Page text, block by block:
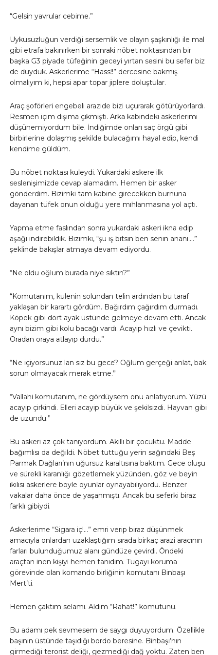
“Gelsin yavrular cebime.”
Uykusuzluğun verdiği sersemlik ve olayın şaşkınlığı ile mal
gibi etrafa bakınırken bir sonraki nöbet noktasından bir
başka G3 piyade tüfeğinin geceyi yırtan sesini bu sefer biz
de duyduk. Askerlerime “Hass!!” dercesine bakmış
olmalıyım ki, hepsi apar topar jiplere doluştular.
Araç şoförleri engebeli arazide bizi uçurarak götürüyorlardı.
Resmen içim dışıma çıkmıştı. Arka kabindeki askerlerimi
düşünemiyordum bile. İndiğimde onları saç örgü gibi
birbirlerine dolaşmış şekilde bulacağımı hayal edip, kendi
kendime güldüm.
Bu nöbet noktası kuleydi. Yukardaki askere ilk
seslenişimizde cevap alamadım. Hemen bir asker
gönderdim. Bizimki tam kabine girecekken burnuna
dayanan tüfek onun olduğu yere mıhlanmasına yol açtı.
Yapma etme faslından sonra yukardaki askeri ikna edip
aşağı indirebildik. Bizimki, “şu iş bitsin ben senin ananı….”
şeklinde bakışlar atmaya devam ediyordu.
“Ne oldu oğlum burada niye sıktın?”
“Komutanım, kulenin solundan telin ardından bu taraf
yaklaşan bir karartı gördüm. Bağırdım çağırdım durmadı.
Köpek gibi dört ayak üstünde gelmeye devam etti. Ancak
aynı bizim gibi kolu bacağı vardı. Acayip hızlı ve çevikti.
Oradan oraya atlayıp durdu.”
“Ne içiyorsunuz lan siz bu gece? Oğlum gerçeği anlat, bak
sorun olmayacak merak etme.”
“Vallahi komutanım, ne gördüysem onu anlatıyorum. Yüzü
acayip çirkindi. Elleri acayip büyük ve şekilsizdi. Hayvan gibi
de uzundu.”
Bu askeri az çok tanıyordum. Akıllı bir çocuktu. Madde
bağımlısı da değildi. Nöbet tuttuğu yerin sağındaki Beş
Parmak Dağları’nın uğursuz karaltısına baktım. Gece oluşu
ve sürekli karanlığı gözetlemek yüzünden, göz ve beyin
ikilisi askerlere böyle oyunlar oynayabiliyordu. Benzer
vakalar daha önce de yaşanmıştı. Ancak bu seferki biraz
farklı gibiydi.
Askerlerime “Sigara iç!…” emri verip biraz düşünmek
amacıyla onlardan uzaklaştığım sırada birkaç arazi aracının
farları bulunduğumuz alanı gündüze çevirdi. Öndeki
araçtan inen kişiyi hemen tanıdım. Tugayı koruma
görevinde olan komando birliğinin komutanı Binbaşı
Mert’ti.
Hemen çaktım selamı. Aldım “Rahat!” komutunu.
Bu adamı pek sevmesem de saygı duyuyordum. Özellikle
başının üstünde taşıdığı bordo beresine. Binbaşı’nın
girmediği terorist deliği, gezmediği dağ yoktu. Zaten ben